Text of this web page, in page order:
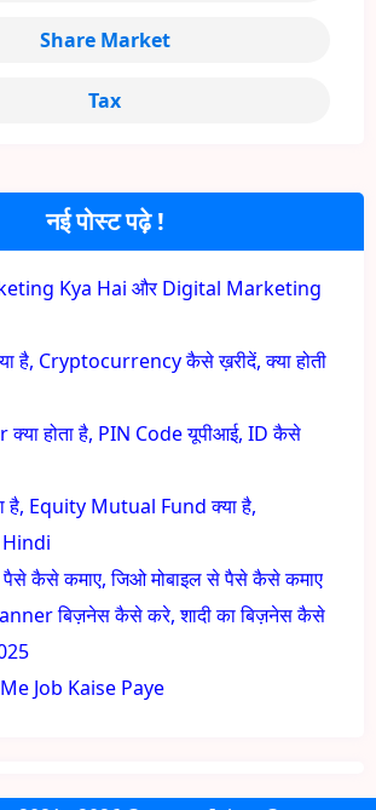
नई पोस्ट पढ़े !
Kya Hai और Digital Marketing
है, Cryptocurrency कैसे ख़रीदें, क्या होती
होता है, PIN Code यूपीआई, ID कैसे
है, Equity Mutual Fund क्या है,
कैसे कमाए, जिओ मोबाइल से पैसे कैसे कमाए
बिज़नेस कैसे करे, शादी का बिज़नेस कैसे
Job Kaise Paye
Share Market
Tax